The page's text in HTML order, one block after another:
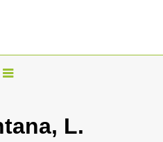
T
g
L.